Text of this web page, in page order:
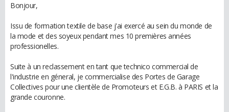
Bonjour,
Issu de formation textile de base j'ai exercé au sein du monde de
la mode et des soyeux pendant mes 10 premières années
professionelles.
Suite à un reclassement en tant que technico commercial de
l'industrie en géneral, je commercialise des Portes de Garage
Collectives pour une clientèle de Promoteurs et E.G.B. à PARIS et la
grande couronne.